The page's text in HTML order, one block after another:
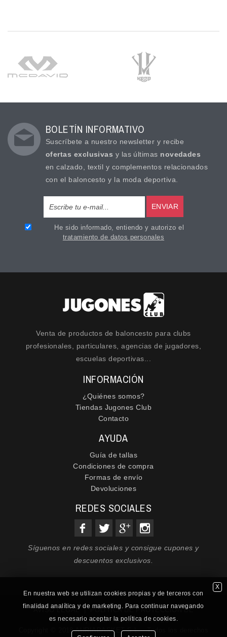
BOLETÍN INFORMATIVO
Suscríbete a nuestro newsletter y recibe
ofertas exclusivas y las últimas novedades
en calzado, textil y complementos relacionados
con el baloncesto y la moda deportiva.
ENVIAR
He sido informado, entiendo y autorizo el
tratamiento de datos personales
Venta de productos de baloncesto para clubs
profesionales, particulares, agencias de jugadores,
escuelas deportivas...
INFORMACIÓN
¿Quiénes somos?
Tiendas Jugones Club
Contacto
AYUDA
Guía de tallas
Condiciones de compra
Formas de envío
Devoluciones
REDES SOCIALES
Síguenos en redes sociales y consigue cupones y
descuentos exclusivos.
AVISO LEGAL| POLÍTICA DE PROTECCIÓN DE
DATOS|POLÍTICA DE COOKIES
Copyright © 2018 AURIABASKET S.L. - Todos los derechos
X
En nuestra web se utilizan cookies propias y de terceros con
finalidad analítica y de marketing. Para continuar navegando
es necesario aceptar la política de cookies.